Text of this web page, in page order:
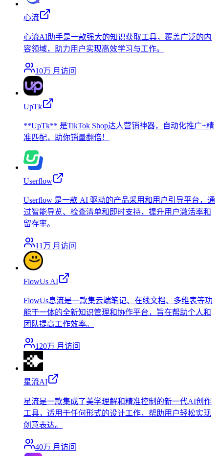
心流
心流AI助手是一款强大的知识获取工具，覆盖广泛的内
容领域，助力用户实现高效学习与工作。
10万 月访问
UpTk
**UpTk** 是TikTok Shop达人营销神器，自动化推广+精
准匹配，助你销量翻倍！
Userflow
Userflow 是一款 AI 驱动的产品采用和用户引导平台，通
过智能导览、检查清单和即时支持，提升用户激活率和
留存率。
11万 月访问
FlowUs AI
FlowUs息流是一款集云端笔记、在线文档、多维表等功
能于一体的全新知识管理和协作平台，旨在帮助个人和
团队提高工作效率。
120万 月访问
星流AI
星流是一款集成了美学理解和精准控制的新一代AI创作
工具，适用于任何形式的设计工作，帮助用户轻松实现
创意表达。
40万 月访问